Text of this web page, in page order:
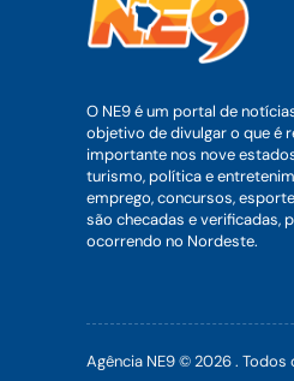
O NE9 é um portal de
objetivo de divulgar o que é
importante nos nove
turismo, política e
emprego, concursos,
são checadas e verificadas,
ocorrendo no Nordeste.
Agência NE9 © 2026 .